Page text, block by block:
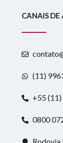
CANAIS
(11)
+55
0800